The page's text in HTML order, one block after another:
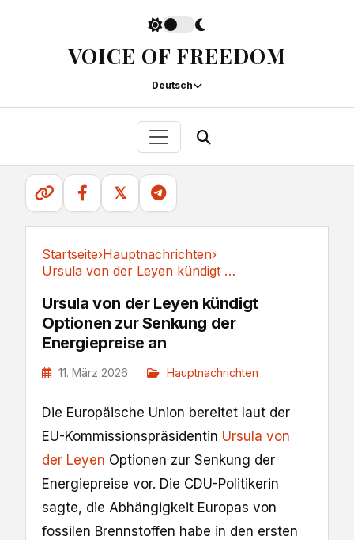
VOICE OF FREEDOM
Deutsch
𝕏
Startseite›Hauptnachrichten›
Ursula von der Leyen kündigt Optionen zur...
Ursula von der Leyen kündigt
Optionen zur Senkung der
Energiepreise an
11. März 2026 Hauptnachrichten
Die Europäische Union bereitet laut der
EU-Kommissionspräsidentin Ursula von
der Leyen Optionen zur Senkung der
Energiepreise vor. Die CDU-Politikerin
sagte, die Abhängigkeit Europas von
fossilen Brennstoffen habe in den ersten